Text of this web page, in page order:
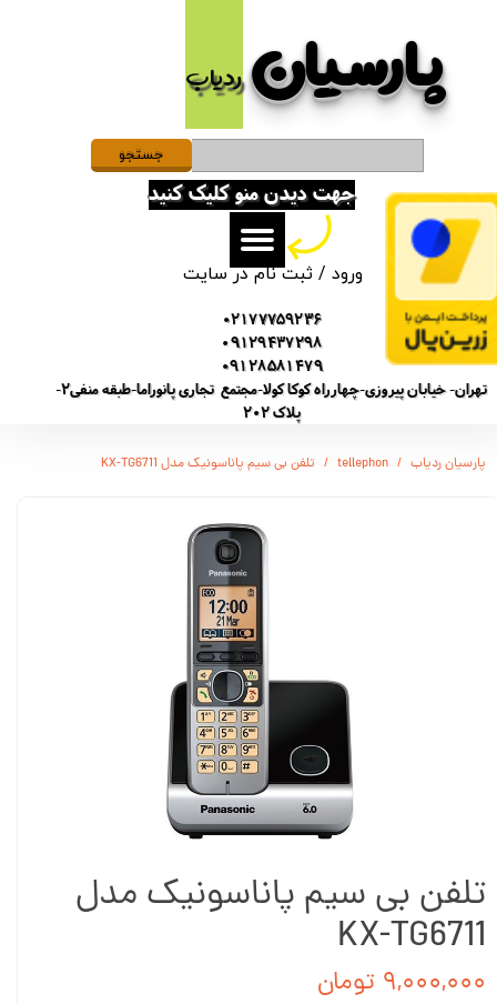
پارسیان​​​​​​​ردیاب
ورود /ثبت نام در سایت
حساب کاربری من
تغییر گذر واژه
سفارشات
خروج از حساب کاربری
02177759236
09129437298
09128581479
تهران- خیابان پیروزی-چهارراه کوکا کولا-مجتمع تجاری پانوراما-طبقه منفی2-
پلاک 202
جهت دیدن منو کلیک کنید
جستجو
پارسیان ردیاب tellephon تلفن بی سیم پاناسونیک مدل KX-TG6711
تلفن بی سیم پاناسونیک مدل
KX-TG6711
۹,۰۰۰,۰۰۰ تومان